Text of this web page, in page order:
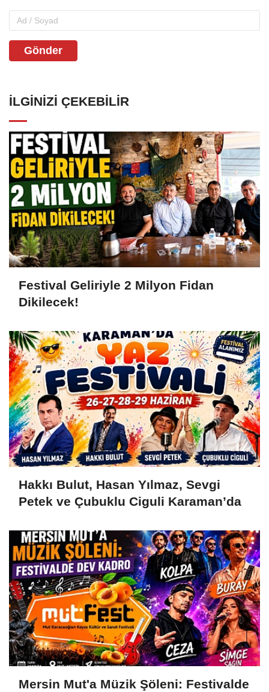
Gönder
İLGINIZI ÇEKEBILIR
Festival Geliriyle 2 Milyon Fidan
Dikilecek!
Hakkı Bulut, Hasan Yılmaz, Sevgi
Petek ve Çubuklu Ciguli Karaman’da
Mersin Mut'a Müzik Şöleni: Festivalde